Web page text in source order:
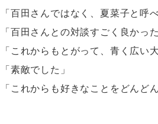
「百田さんではなく、夏菜子と呼
「百田さんとの対談すごく良かった
「これからもとがって、青く広い
「素敵でした」
「これからも好きなことをどんど